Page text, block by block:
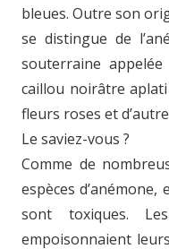
bleues. Outre son
se distingue de
souterraine
caillou noirâtre
fleurs roses et
Le saviez-vous ?
Comme de
espèces d’anémone,
sont toxiques.
empoisonnaient